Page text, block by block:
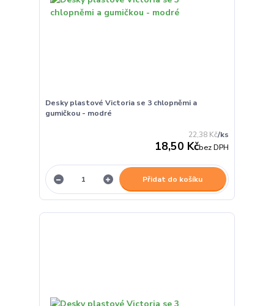
Desky plastové Victoria se 3 chlopněmi a
gumičkou - modré
22,38 Kč/ks
18,50 Kčbez DPH
Přidat do košíku